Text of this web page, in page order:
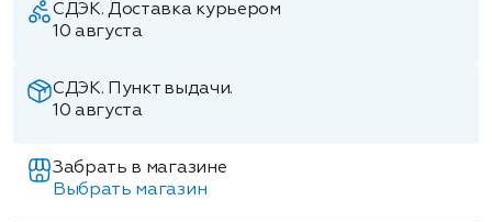
СДЭК. Доставка курьером
10 августа
СДЭК. Пункт выдачи.
10 августа
Забрать в магазине
Выбрать магазин